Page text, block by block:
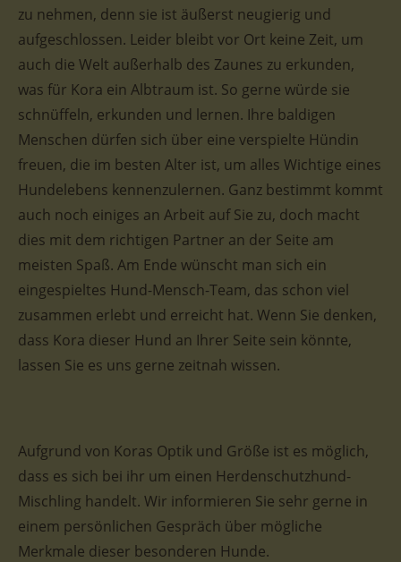
zu nehmen, denn sie ist äußerst neugierig und
aufgeschlossen. Leider bleibt vor Ort keine Zeit, um
auch die Welt außerhalb des Zaunes zu erkunden,
was für Kora ein Albtraum ist. So gerne würde sie
schnüffeln, erkunden und lernen. Ihre baldigen
Menschen dürfen sich über eine verspielte Hündin
freuen, die im besten Alter ist, um alles Wichtige eines
Hundelebens kennenzulernen. Ganz bestimmt kommt
auch noch einiges an Arbeit auf Sie zu, doch macht
dies mit dem richtigen Partner an der Seite am
meisten Spaß. Am Ende wünscht man sich ein
eingespieltes Hund-Mensch-Team, das schon viel
zusammen erlebt und erreicht hat. Wenn Sie denken,
dass Kora dieser Hund an Ihrer Seite sein könnte,
lassen Sie es uns gerne zeitnah wissen.
Aufgrund von Koras Optik und Größe ist es möglich,
dass es sich bei ihr um einen Herdenschutzhund-
Mischling handelt. Wir informieren Sie sehr gerne in
einem persönlichen Gespräch über mögliche
Merkmale dieser besonderen Hunde.